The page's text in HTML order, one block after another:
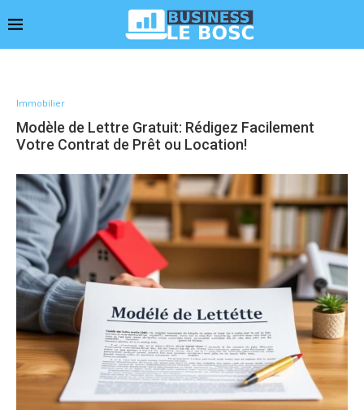
Immobilier
Modèle de Lettre Gratuit: Rédigez Facilement
Votre Contrat de Prêt ou Location!